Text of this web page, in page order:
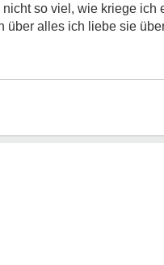
so viel, wie kriege ich
alles ich liebe sie